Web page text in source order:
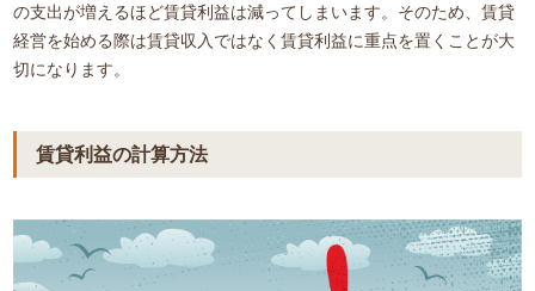
の支出が増えるほど賃貸利益は減ってしまいます。そのため、賃貸
経営を始める際は賃貸収入ではなく賃貸利益に重点を置くことが大
切になります。
賃貸利益の計算方法